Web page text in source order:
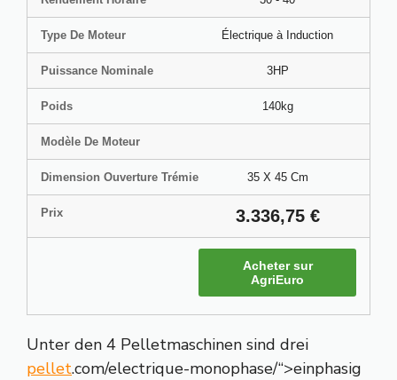
Type De Moteur Électrique à Induction
Puissance Nominale 3HP
Poids 140kg
Modèle De Moteur
Dimension Ouverture Trémie 35 X 45 Cm
Prix 3.336,75 €
Acheter sur
AgriEuro
Unter den 4 Pelletmaschinen sind drei
pellet.com/electrique-monophase/“>einphasig